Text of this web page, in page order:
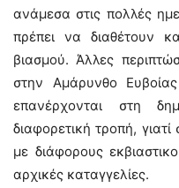
ανάμεσα στις πολλές
πρέπει να διαθέτουν
βιασμού. Άλλες
στην Αμάρυνθο
επανέρχονται στη
διαφορετική τροπή,
με διάφορους
αρχικές καταγγελίες.